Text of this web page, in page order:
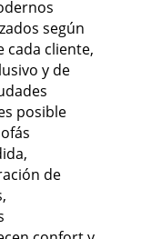
según
cada cliente,
y de
posible
de